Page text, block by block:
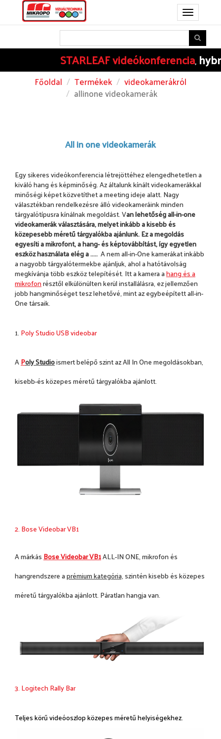
Toggle
navigation
STARLEAFvideókonferencia,hybrid
Főoldal Termékek
videokamerákról
allinone videokamerák
All in one videokamerák
Egy sikeresvideókonferencia létrejöttéhez elengedhetetlen a
kiváló hang és képminőség. Az általunk kínált videokamerákkal
minőségi képet közvetíthet a meeting ideje alatt. Nagy
választékban rendelkezésre álló videokameráink minden
tárgyalótípusra kínálnak megoldást. Van lehetőség all-in-one
videokamerák választására, melyet inkább a kisebb és
közepesebb méretű tárgyalókba ajánlunk. Ez a megoldás
egyesíti a mikrofont, a hang- és képtovábbítást, így egyetlen
eszköz használata elég a ..... A nem all-in-One kamerákat inkább
a nagyobb tárgyalótermekbe ajánljuk, ahol a hatótávolság
megkívánja több eszköz telepítését. Itt akamera ahang és a
mikrofonrésztől elkülönülten kerül installálásra, ez jellemzően
jobb hangminőséget tesz lehetővé, mint az egybeépített all-in-
One társaik.
1. Poly Studio USB videobar
APoly Studioismert belépő szint az All In One megoldásokban,
kisebb-és közepes méretű tárgyalókba ajánlott.
2. Bose Videobar VB1
A márkás Bose Videobar VB1ALL-IN ONE, mikrofon és
hangrendszere aprémium kategória,szintén kisebb és közepes
méretű tárgyalókba ajánlott. Páratlan hangja van.
3. Logitech Rally Bar
Teljes körű videóoszlop közepes méretű helyiségekhez.